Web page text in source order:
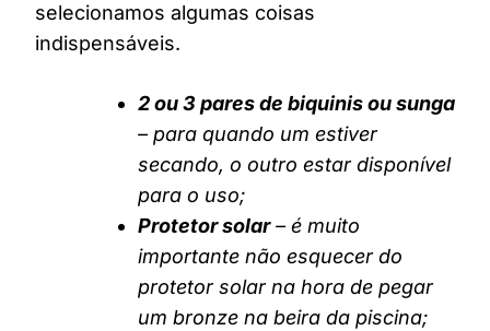
selecionamos algumas coisas
indispensáveis.
2 ou 3 pares de biquinis ou sunga
– para quando um estiver
secando, o outro estar disponível
para o uso;
Protetor solar– é muito
importante não esquecer do
protetor solar na hora de pegar
um bronze na beira da piscina;